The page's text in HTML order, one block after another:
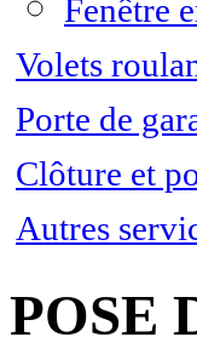
Fenêtre
Volets
Porte de
Clôture et
Autres
POSE